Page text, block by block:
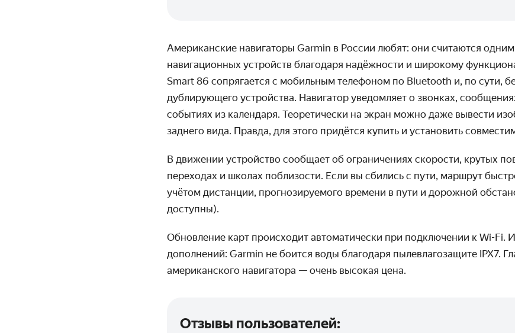
Американские навигаторы Garmin в России любят: они считаются
навигационных устройств благодаря надёжности и широкому
Smart 86 сопрягается с мобильным телефоном по Bluetooth и, по сути,
дублирующего устройства. Навигатор уведомляет о звонках,
событиях из календаря. Теоретически на экран можно даже вывести
заднего вида. Правда, для этого придётся купить и установить
В движении устройство сообщает об ограничениях скорости, крутых
переходах и школах поблизости. Если вы сбились с пути, маршрут
учётом дистанции, прогнозируемого времени в пути и дорожной
доступны).
Обновление карт происходит автоматически при подключении к Wi-Fi.
дополнений: Garmin не боится воды благодаря пылевлагозащите IPX7.
американского навигатора — очень высокая цена.
Отзывы пользователей: